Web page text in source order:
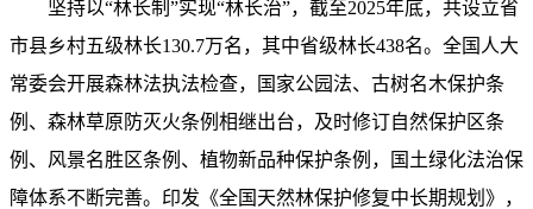
坚持以“林长制”实现“林长治”，截至2025年底，共设立省
市县乡村五级林长130.7万名，其中省级林长438名。全国人大
常委会开展森林法执法检查，国家公园法、古树名木保护条
例、森林草原防灭火条例相继出台，及时修订自然保护区条
例、风景名胜区条例、植物新品种保护条例，国土绿化法治保
障体系不断完善。印发《全国天然林保护修复中长期规划》，